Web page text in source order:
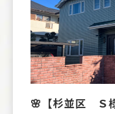
🌸【杉並区 Ｓ